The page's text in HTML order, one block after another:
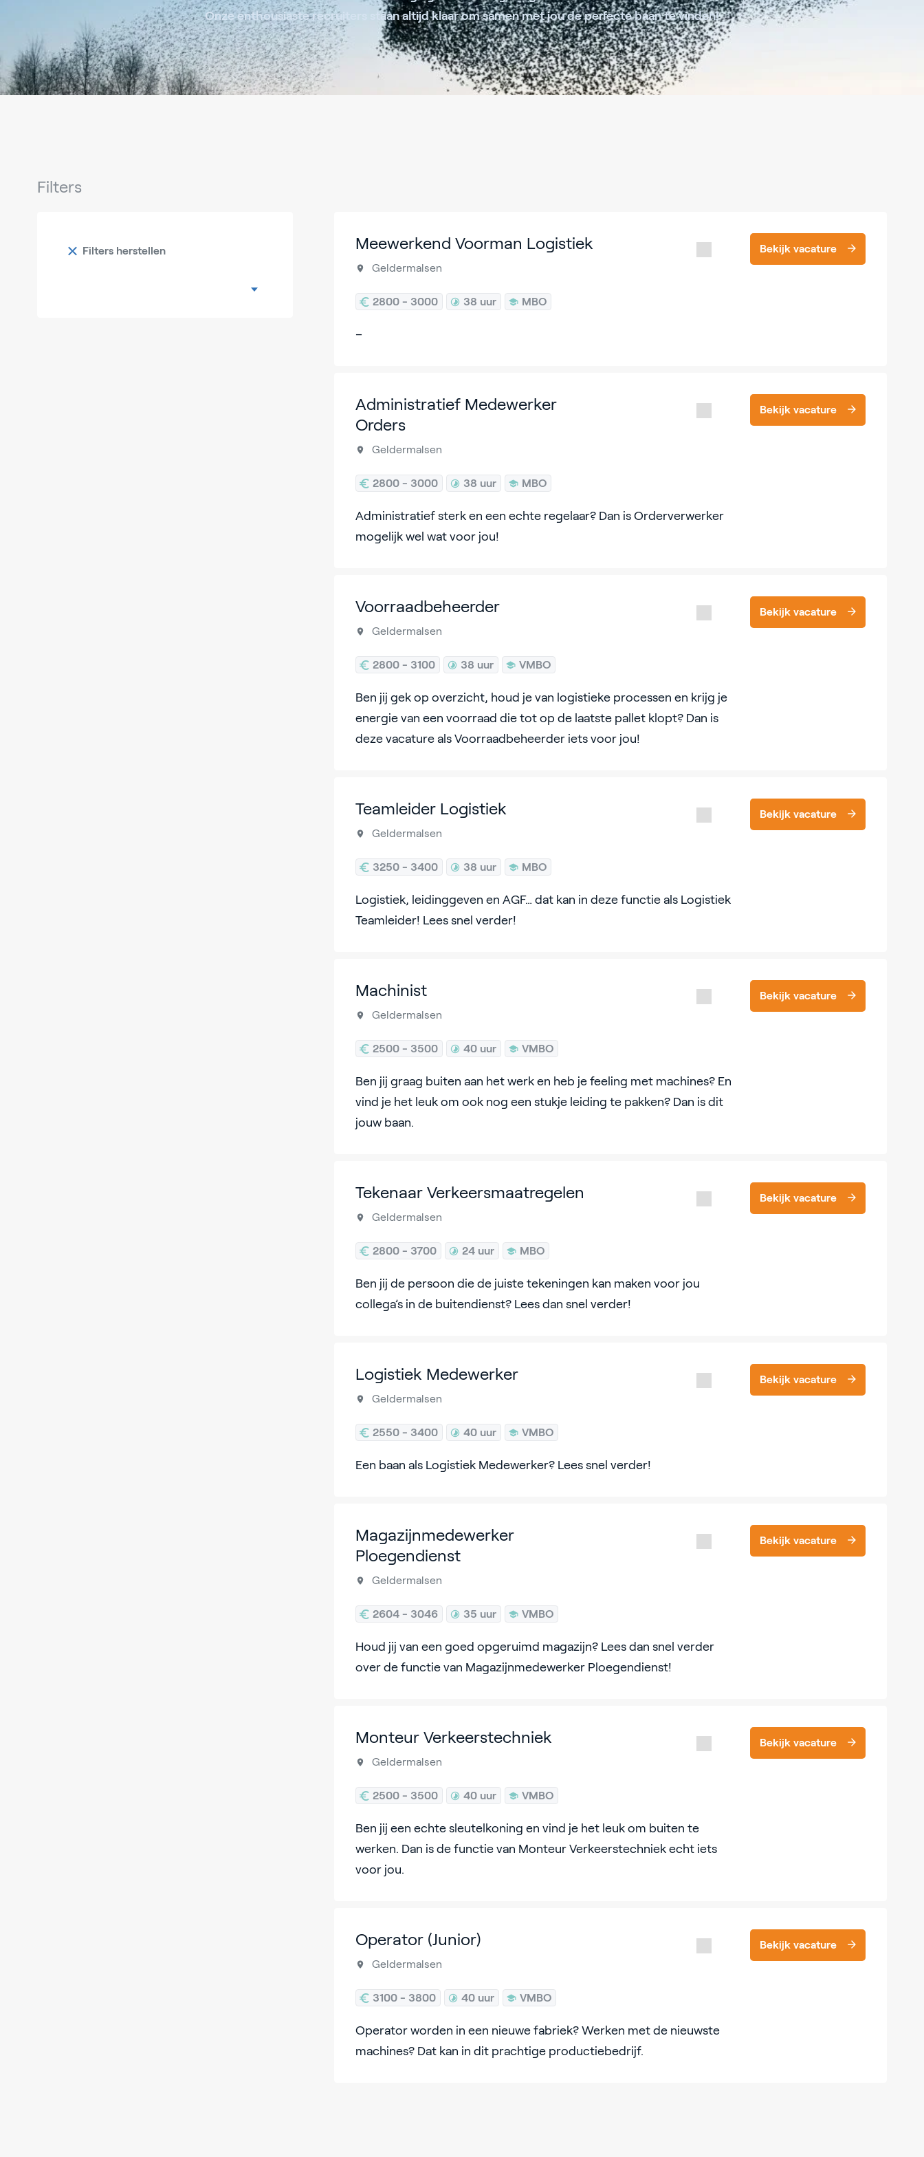
Onze enthousiaste recruiters staan altijd klaar om samen met jou de perfecte baan te vinden!
Filters
Filters herstellen Meewerkend Voorman Logistiek
Geldermalsen
2800 - 3000 38 uur MBO
–
Bekijk vacature
Administratief Medewerker
Orders
Geldermalsen
2800 - 3000 38 uur MBO
Administratief sterk en een echte regelaar? Dan is Orderverwerker
mogelijk wel wat voor jou!
Bekijk vacature
Voorraadbeheerder
Geldermalsen
2800 - 3100 38 uur VMBO
Ben jij gek op overzicht, houd je van logistieke processen en krijg je
energie van een voorraad die tot op de laatste pallet klopt? Dan is
deze vacature als Voorraadbeheerder iets voor jou!
Bekijk vacature
Teamleider Logistiek
Geldermalsen
3250 - 3400 38 uur MBO
Logistiek, leidinggeven en AGF… dat kan in deze functie als Logistiek
Teamleider! Lees snel verder!
Bekijk vacature
Machinist
Geldermalsen
2500 - 3500 40 uur VMBO
Ben jij graag buiten aan het werk en heb je feeling met machines? En
vind je het leuk om ook nog een stukje leiding te pakken? Dan is dit
jouw baan.
Bekijk vacature
Tekenaar Verkeersmaatregelen
Geldermalsen
2800 - 3700 24 uur MBO
Ben jij de persoon die de juiste tekeningen kan maken voor jou
collega’s in de buitendienst? Lees dan snel verder!
Bekijk vacature
Logistiek Medewerker
Geldermalsen
2550 - 3400 40 uur VMBO
Een baan als Logistiek Medewerker? Lees snel verder!
Bekijk vacature
Magazijnmedewerker
Ploegendienst
Geldermalsen
2604 - 3046 35 uur VMBO
Houd jij van een goed opgeruimd magazijn? Lees dan snel verder
over de functie van Magazijnmedewerker Ploegendienst!
Bekijk vacature
Monteur Verkeerstechniek
Geldermalsen
2500 - 3500 40 uur VMBO
Ben jij een echte sleutelkoning en vind je het leuk om buiten te
werken. Dan is de functie van Monteur Verkeerstechniek echt iets
voor jou.
Bekijk vacature
Operator (Junior)
Geldermalsen
3100 - 3800 40 uur VMBO
Operator worden in een nieuwe fabriek? Werken met de nieuwste
machines? Dat kan in dit prachtige productiebedrijf.
Bekijk vacature